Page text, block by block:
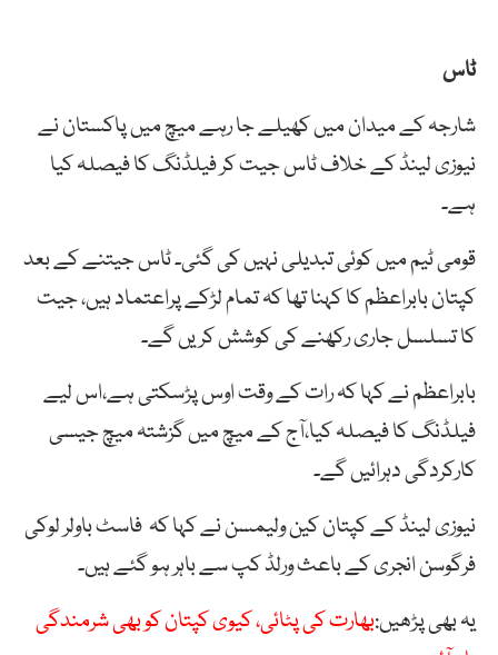
ٹاس
شارجہ کے میدان میں کھیلے جا رہے میچ میں پاکستان نے
نیوزی لینڈ کے خلاف ٹاس جیت کر فیلڈنگ کا فیصلہ کیا
ہے۔
قومی ٹیم میں کوئی تبدیلی نہیں کی گئی۔ ٹاس جیتنے کے بعد
کپتان بابراعظم کا کہنا تھا کہ تمام لڑکے پراعتماد ہیں، جیت
کا تسلسل جاری رکھنے کی کوشش کریں گے۔
بابراعظم نے کہا کہ رات کے وقت اوس پڑسکتی ہے،اس لیے
فیلڈنگ کا فیصلہ کیا،آج کے میچ میں گزشتہ میچ جیسی
کارکردگی دہرائیں گے۔
نیوزی لینڈ کے کپتان کین ولیمسن نے کہا کہ فاسٹ باولر لوکی
فرگوسن انجری کے باعث ورلڈ کپ سے باہر ہو گئے ہیں۔
یہ بھی پڑھیں:بھارت کی پٹائی، کیوی کپتان کو بھی شرمندگی